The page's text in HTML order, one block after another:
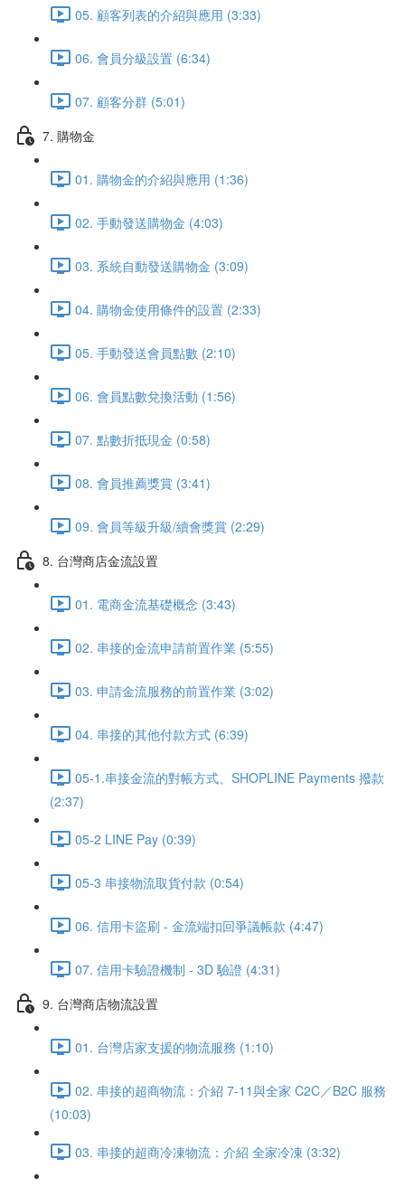
05. 顧客列表的介紹與應用 (3:33)
06. 會員分級設置 (6:34)
07. 顧客分群 (5:01)
7. 購物金
01. 購物金的介紹與應用 (1:36)
02. 手動發送購物金 (4:03)
03. 系統自動發送購物金 (3:09)
04. 購物金使用條件的設置 (2:33)
05. 手動發送會員點數 (2:10)
06. 會員點數兌換活動 (1:56)
07. 點數折抵現金 (0:58)
08. 會員推薦獎賞 (3:41)
09. 會員等級升級/續會獎賞 (2:29)
8. 台灣商店金流設置
01. 電商金流基礎概念 (3:43)
02. 串接的金流申請前置作業 (5:55)
03. 申請金流服務的前置作業 (3:02)
04. 串接的其他付款方式 (6:39)
05-1.串接金流的對帳方式、SHOPLINE Payments 撥款
(2:37)
05-2 LINE Pay (0:39)
05-3 串接物流取貨付款 (0:54)
06. 信用卡盜刷 - 金流端扣回爭議帳款 (4:47)
07. 信用卡驗證機制 - 3D 驗證 (4:31)
9. 台灣商店物流設置
01. 台灣店家支援的物流服務 (1:10)
02. 串接的超商物流：介紹 7-11與全家 C2C／B2C 服務
(10:03)
03. 串接的超商冷凍物流：介紹 全家冷凍 (3:32)